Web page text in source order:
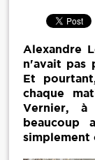
Alexandre
n'avait pas
Et
chaque
Vernier,
beaucoup
simplement